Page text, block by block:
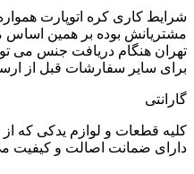
شرایط کاری کره اتوپارت
مشتریانش بوده بر همین
تهران هنگام دریافت جنس می
برای سایر سفارشات قبل از
گارانتی
کلیه قطعات و لوازم یدکی که از
دارای ضمانت اصالت و کیفیت